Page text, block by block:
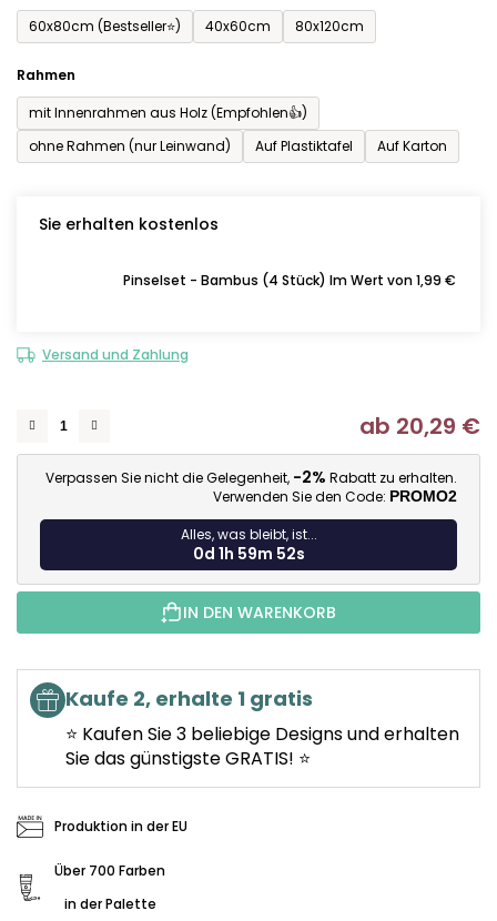
60x80cm (Bestseller⭐)
40x60cm 80x120cm
Rahmen
mit Innenrahmen aus Holz (Empfohlen👍)
ohne Rahmen (nur Leinwand)
Auf Plastiktafel Auf Karton
Sie erhalten kostenlos
Pinselset - Bambus (4 Stück) Im Wert von 1,99 €
Versand und Zahlung
ab 20,29 €
Verpassen Sie nicht die Gelegenheit, -2% Rabatt zu erhalten.
Verwenden Sie den Code: PROMO2
Alles, was bleibt, ist...
0d 1h 59m 51s
IN DEN WARENKORB
Kaufe 2, erhalte 1 gratis
⭐ Kaufen Sie 3 beliebige Designs und erhalten
Sie das günstigste GRATIS! ⭐
Produktion in der EU
Über 700 Farben
in der Palette